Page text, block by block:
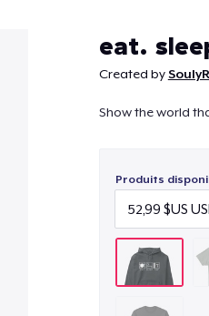
eat.
Created by
Show the world
Produits